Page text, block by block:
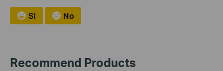
Sí No
Recommend Products